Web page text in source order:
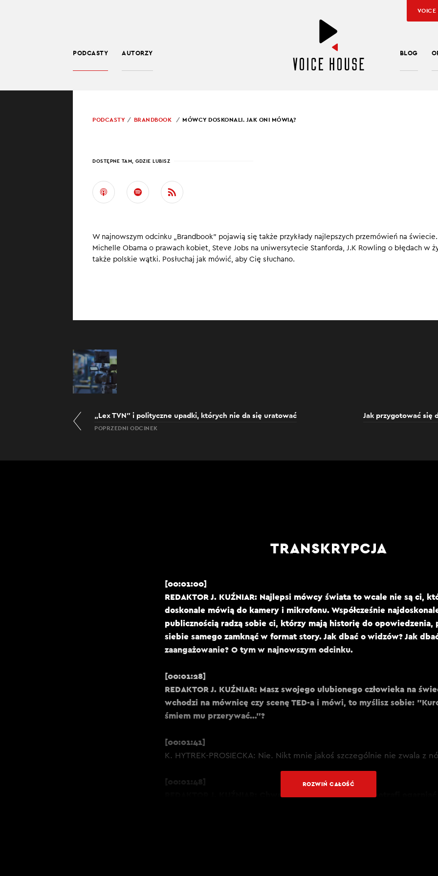
PODCASTY AUTORZY BLOG
VOICE
MÓWCY DOSKONALI. JAK ONI
MÓWIĄ?
PODCASTY BRANDBOOK MÓWCY DOSKONALI. JAK ONI MÓWIĄ?
DOSTĘPNE TAM, GDZIE LUBISZ
W najnowszym odcinku „Brandbook” pojawią się także przykłady najlepszych przemówień na świecie.
Michelle Obama o prawach kobiet, Steve Jobs na uniwersytecie Stanforda, J.K Rowling o błędach w
także polskie wątki. Posłuchaj jak mówić, aby Cię słuchano.
„Lex TVN” i polityczne upadki, których nie da się uratować
POPRZEDNI ODCINEK
Jak przygotować się
TRANSKRYPCJA
[00:01:00]
REDAKTOR J. KUŹNIAR: Najlepsi mówcy świata to wcale nie są ci,
doskonale mówią do kamery i mikrofonu. Współcześnie
publicznością radzą sobie ci, którzy mają historię do opowiedzenia,
siebie samego zamknąć w format story. Jak dbać o widzów? Jak
zaangażowanie? O tym w najnowszym odcinku.
[00:01:28]
REDAKTOR J. KUŹNIAR: Masz swojego ulubionego człowieka na
wchodzi na mównicę czy scenę TED-a i mówi, to myślisz sobie:
śmiem mu przerywać..."?
[00:01:41]
K. HYTREK-PROSIECKA: Nie. Nikt mnie jakoś szczególnie nie zwala z
[00:01:48]
REDAKTOR J. KUŹNIAR: Chwaliłaś Donalda Tuska, że potrafi ogarniać
ROZWIŃ CAŁOŚĆ